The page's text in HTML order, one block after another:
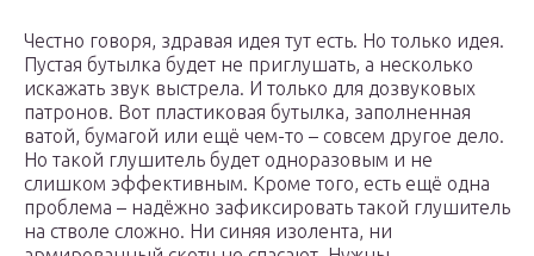
Честно говоря, здравая идея тут есть. Но только идея.
Пустая бутылка будет не приглушать, а несколько
искажать звук выстрела. И только для дозвуковых
патронов. Вот пластиковая бутылка, заполненная
ватой, бумагой или ещё чем-то – совсем другое дело.
Но такой глушитель будет одноразовым и не
слишком эффективным. Кроме того, есть ещё одна
проблема – надёжно зафиксировать такой глушитель
на стволе сложно. Ни синяя изолента, ни